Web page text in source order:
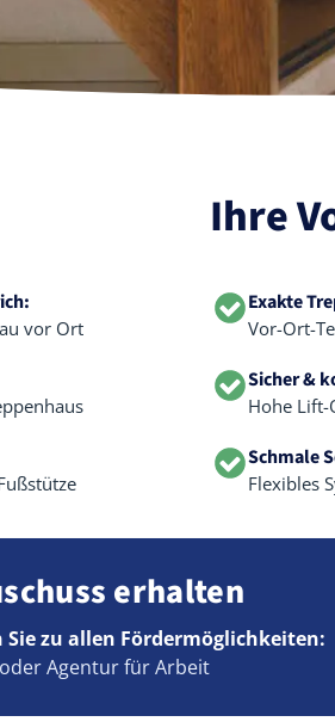
Ihre
vor Ort
Exakte
Vor-Ort-
Sicher &
Hohe
Schmale
Flexibles
erhalten
zu allen Fördermöglichkeiten:
Agentur für Arbeit